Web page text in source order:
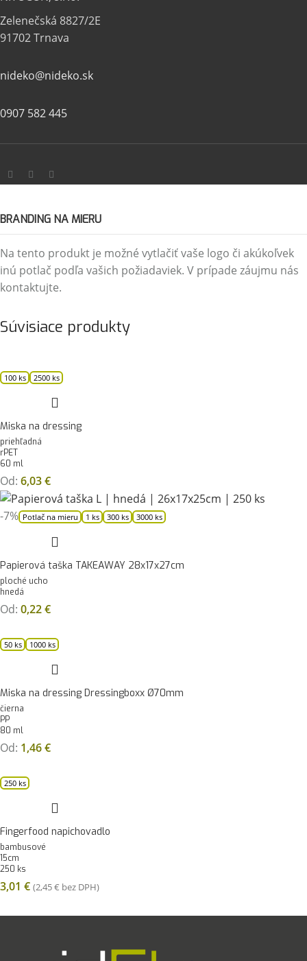
Zelenečská 8827/2E
91702 Trnava
nideko@nideko.sk
0907 582 445
BRANDING NA MIERU
Na tento produkt je možné vytlačiť vaše logo či akúkoľvek
inú potlač podľa vašich požiadaviek. V prípade záujmu nás
kontaktujte.
Súvisiace produkty
100 ks 2500 ks
Miska na dressing
priehľadná
rPET
60 ml
Od: 6,03€
-7% Potlač na mieru 1 ks 300 ks 3000 ks
Papierová taška TAKEAWAY 28x17x27cm
ploché ucho
hnedá
Od: 0,22€
50 ks 1000 ks
Miska na dressing Dressingboxx Ø70mm
čierna
PP
80 ml
Od: 1,46€
250 ks
Fingerfood napichovadlo
bambusové
15cm
250 ks
3,01 € (2,45€ bez DPH)